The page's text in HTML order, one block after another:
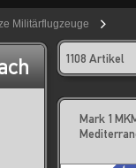
Militärflugzeuge
1108 Artikel
Mark 1